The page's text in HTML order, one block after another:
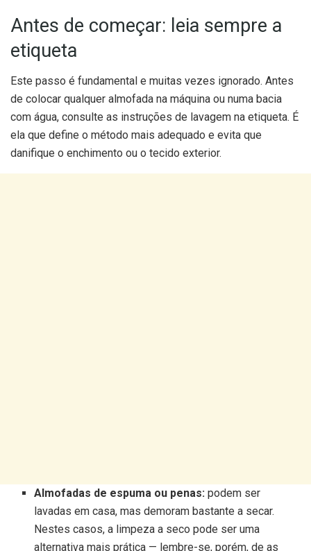
Antes de começar: leia sempre a
etiqueta
Este passo é fundamental e muitas vezes ignorado. Antes
de colocar qualquer almofada na máquina ou numa bacia
com água, consulte as instruções de lavagem na etiqueta. É
ela que define o método mais adequado e evita que
danifique o enchimento ou o tecido exterior.
Almofadas de espuma ou penas: podem ser
lavadas em casa, mas demoram bastante a secar.
Nestes casos, a limpeza a seco pode ser uma
alternativa mais prática — lembre-se, porém, de as